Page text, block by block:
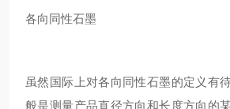
各向同性石墨
虽然国际上对各向同性石墨的定义有
般是测量产品直径方向和长度方向的